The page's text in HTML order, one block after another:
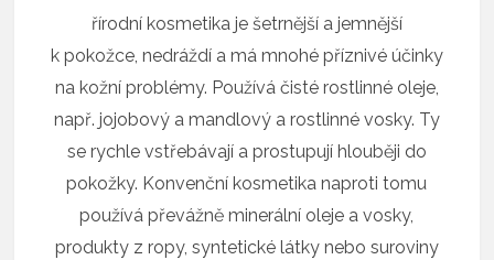
řírodní kosmetika je šetrnější a jemnější
k pokožce, nedráždí a má mnohé příznivé účinky
na kožní problémy. Používá čisté rostlinné oleje,
např. jojobový a mandlový a rostlinné vosky. Ty
se rychle vstřebávají a prostupují hlouběji do
pokožky. Konvenční kosmetika naproti tomu
používá převážně minerální oleje a vosky,
produkty z ropy, syntetické látky nebo suroviny